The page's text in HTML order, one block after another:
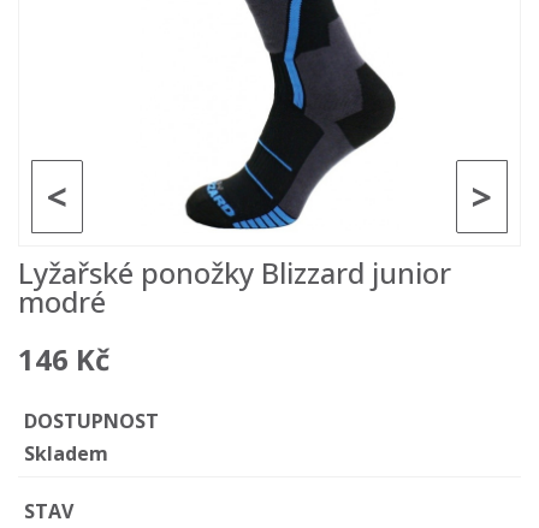
>
<
Lyžařské ponožky Blizzard junior
modré
146 Kč
DOSTUPNOST
Skladem
STAV